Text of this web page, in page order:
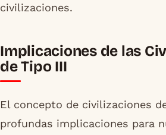
civilizaciones.
Implicaciones de las
de Tipo III
El concepto de civilizaciones
profundas implicaciones para